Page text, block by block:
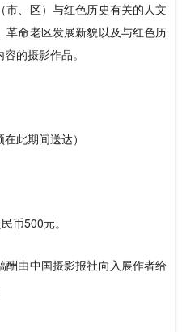
、区）与红色历史有关的人文
革命老区发展新貌以及与红色历
的摄影作品。
此期间送达）
币500元。
酬由中国摄影报社向入展作者给